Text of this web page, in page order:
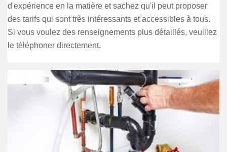
d'expérience en la matière et sachez qu'il peut proposer
des tarifs qui sont très intéressants et accessibles à tous.
Si vous voulez des renseignements plus détaillés, veuillez
le téléphoner directement.